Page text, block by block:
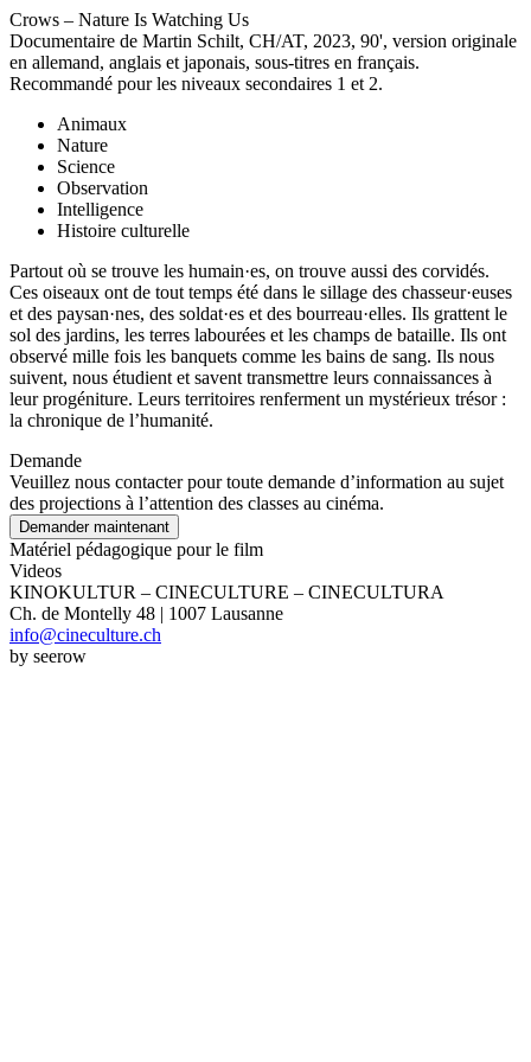
Crows – Nature Is Watching Us
Documentaire de Martin Schilt, CH/AT, 2023, 90', version originale
en allemand, anglais et japonais, sous-titres en français.
Recommandé pour les niveaux secondaires 1 et 2.
Animaux
Nature
Science
Observation
Intelligence
Histoire culturelle
Partout où se trouve les humain·es, on trouve aussi des corvidés.
Ces oiseaux ont de tout temps été dans le sillage des chasseur·euses
et des paysan·nes, des soldat·es et des bourreau·elles. Ils grattent le
sol des jardins, les terres labourées et les champs de bataille. Ils ont
observé mille fois les banquets comme les bains de sang. Ils nous
suivent, nous étudient et savent transmettre leurs connaissances à
leur progéniture. Leurs territoires renferment un mystérieux trésor :
la chronique de l’humanité.
Demande
Veuillez nous contacter pour toute demande d’information au sujet
des projections à l’attention des classes au cinéma.
Demander maintenant
Matériel pédagogique pour le film
Videos
KINOKULTUR – CINECULTURE – CINECULTURA
Ch. de Montelly 48 | 1007 Lausanne
info@cineculture.ch
by seerow